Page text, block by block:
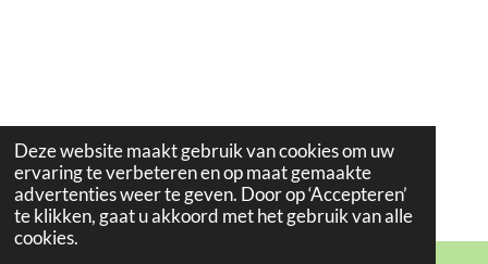
Deze website maakt gebruik van cookies om uw
ervaring te verbeteren en op maat gemaakte
advertenties weer te geven. Door op ‘Accepteren’
te klikken, gaat u akkoord met het gebruik van alle
cookies.